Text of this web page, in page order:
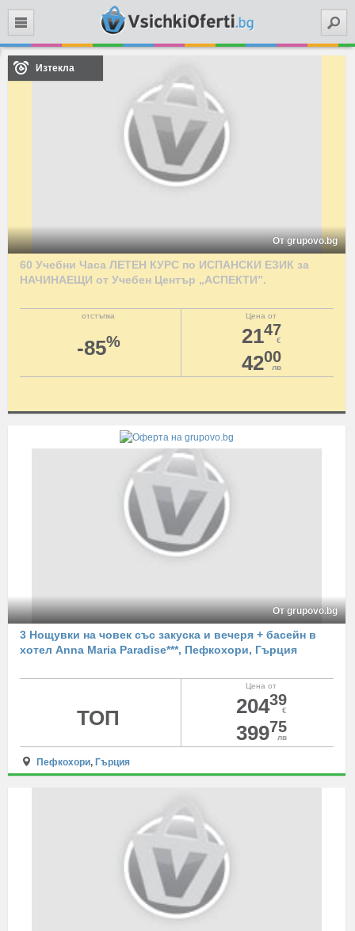
Изтекла
От grupovo.bg
60 Учебни Часа ЛЕТЕН КУРС по ИСПАНСКИ ЕЗИК за
НАЧИНАЕЩИ от Учебен Център „АСПЕКТИ”.
Цена от
2147
€
4200
лв
отстъпка
-85%
От grupovo.bg
3 Нощувки на човек със закуска и вечеря + басейн в
хотел Anna Maria Paradise***, Пефкохори, Гърция
Цена от
20439
€
39975
лв
ТОП
Пефкохори, Гърция